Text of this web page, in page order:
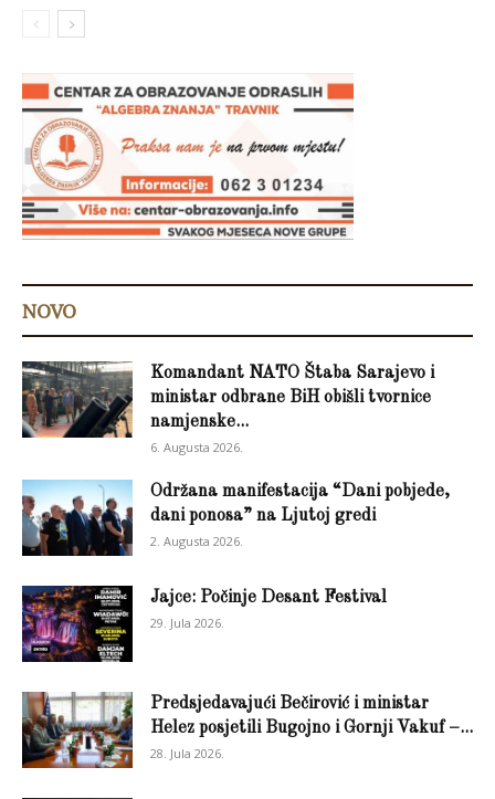
NOVO
Komandant NATO Štaba Sarajevo i
ministar odbrane BiH obišli tvornice
namjenske...
6. Augusta 2026.
Održana manifestacija “Dani pobjede,
dani ponosa” na Ljutoj gredi
2. Augusta 2026.
Jajce: Počinje Desant Festival
29. Jula 2026.
Predsjedavajući Bečirović i ministar
Helez posjetili Bugojno i Gornji Vakuf –...
28. Jula 2026.